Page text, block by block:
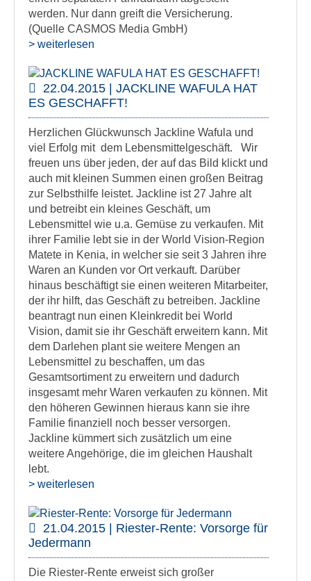
werden. Nur dann greift die Versicherung.
(Quelle CASMOS Media GmbH)
> weiterlesen
22.04.2015 | JACKLINE WAFULA HAT
ES GESCHAFFT!
Herzlichen Glückwunsch Jackline Wafula und
viel Erfolg mit dem Lebensmittelgeschäft. Wir
freuen uns über jeden, der auf das Bild klickt und
auch mit kleinen Summen einen großen Beitrag
zur Selbsthilfe leistet. Jackline ist 27 Jahre alt
und betreibt ein kleines Geschäft, um
Lebensmittel wie u.a. Gemüse zu verkaufen. Mit
ihrer Familie lebt sie in der World Vision-Region
Matete in Kenia, in welcher sie seit 3 Jahren ihre
Waren an Kunden vor Ort verkauft. Darüber
hinaus beschäftigt sie einen weiteren Mitarbeiter,
der ihr hilft, das Geschäft zu betreiben. Jackline
beantragt nun einen Kleinkredit bei World
Vision, damit sie ihr Geschäft erweitern kann. Mit
dem Darlehen plant sie weitere Mengen an
Lebensmittel zu beschaffen, um das
Gesamtsortiment zu erweitern und dadurch
insgesamt mehr Waren verkaufen zu können. Mit
den höheren Gewinnen hieraus kann sie ihre
Familie finanziell noch besser versorgen.
Jackline kümmert sich zusätzlich um eine
weitere Angehörige, die im gleichen Haushalt
lebt.
> weiterlesen
21.04.2015 | Riester-Rente: Vorsorge für
Jedermann
Die Riester-Rente erweist sich großer